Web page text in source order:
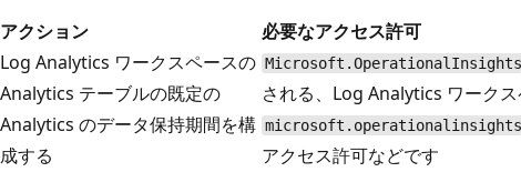
アクション
必要なアクセス許可
Log Analytics ワークスペースの
Analytics テーブルの既定の
Analytics のデータ保持期間を構
成する
される、Log Analytics ワーク
アクセス許可などです